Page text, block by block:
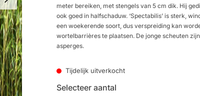
meter bereiken, met stengels van 5 cm dik. Hij
ook goed in halfschaduw. ‘Spectabilis’ is sterk,
een woekerende soort, dus verspreiding kan
wortelbarrières te plaatsen. De jonge scheuten
asperges.
Tijdelijk uitverkocht
Selecteer aantal